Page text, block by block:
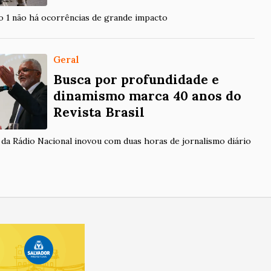
de petróleo em outubro
de áreas em disputa
no pré-sal, 13 blocos serão licitados, detalha ANP
1 não há ocorrências de grande impacto
Geral
Busca por profundidade e
dinamismo marca 40 anos do
Revista Brasil
Rádio Nacional inovou com duas horas de jornalismo diário